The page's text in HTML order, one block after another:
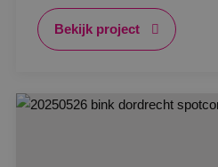
Bekijk project